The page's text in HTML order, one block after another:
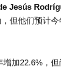
Jesús
但他们预计今
增加22.6%，